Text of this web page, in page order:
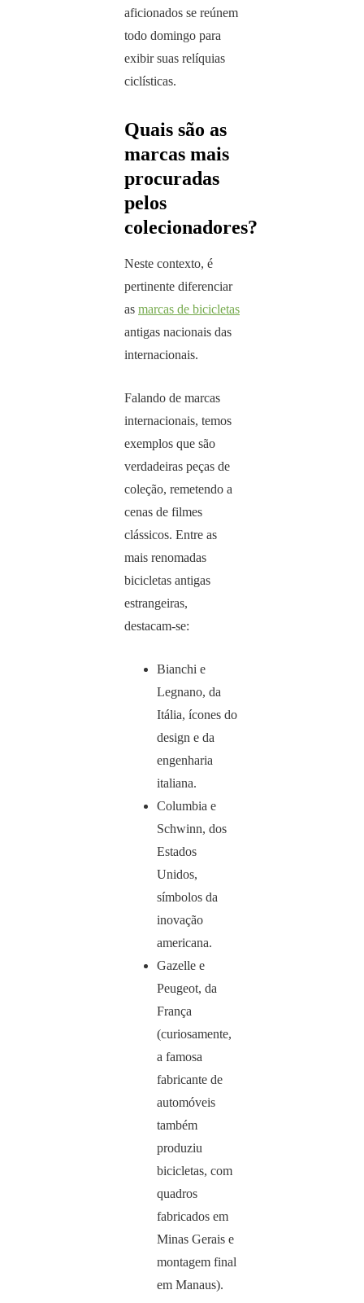
aficionados se reúnem
todo domingo para
exibir suas relíquias
ciclísticas.
Quais são as
marcas mais
procuradas
pelos
colecionadores?
Neste contexto, é
pertinente diferenciar
as marcas de bicicletas
antigas nacionais das
internacionais.
Falando de marcas
internacionais, temos
exemplos que são
verdadeiras peças de
coleção, remetendo a
cenas de filmes
clássicos. Entre as
mais renomadas
bicicletas antigas
estrangeiras,
destacam-se:
Bianchi e
Legnano, da
Itália, ícones do
design e da
engenharia
italiana.
Columbia e
Schwinn, dos
Estados
Unidos,
símbolos da
inovação
americana.
Gazelle e
Peugeot, da
França
(curiosamente,
a famosa
fabricante de
automóveis
também
produziu
bicicletas, com
quadros
fabricados em
Minas Gerais e
montagem final
em Manaus).